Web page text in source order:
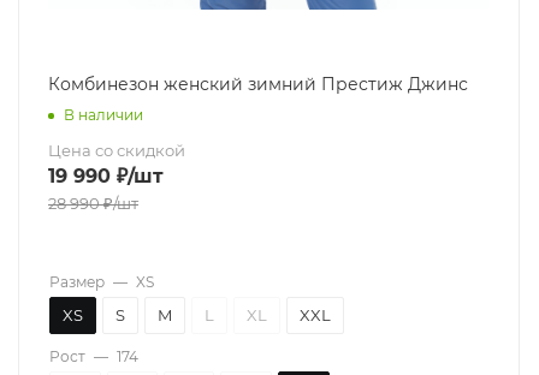
Комбинезон женский зимний Престиж Джинс
В наличии
Цена со скидкой
19 990 ₽/шт
28 990₽/шт
Размер — XS
XS S M L XL XXL
Рост — 174